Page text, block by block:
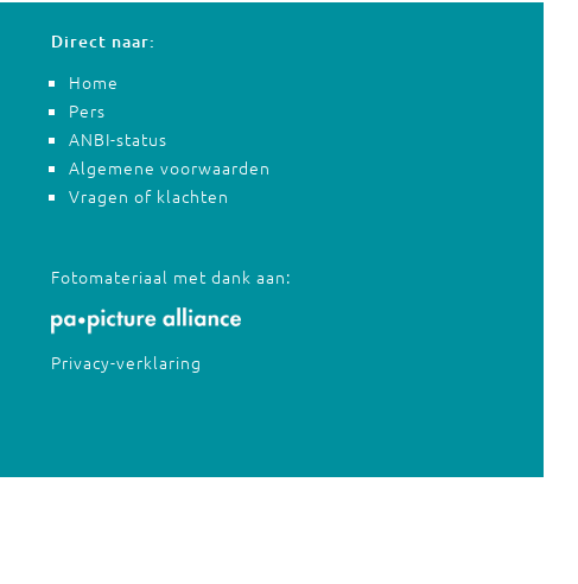
Direct naar:
Home
Pers
ANBI-status
Algemene voorwaarden
Vragen of klachten
Fotomateriaal met dank aan:
Privacy-verklaring